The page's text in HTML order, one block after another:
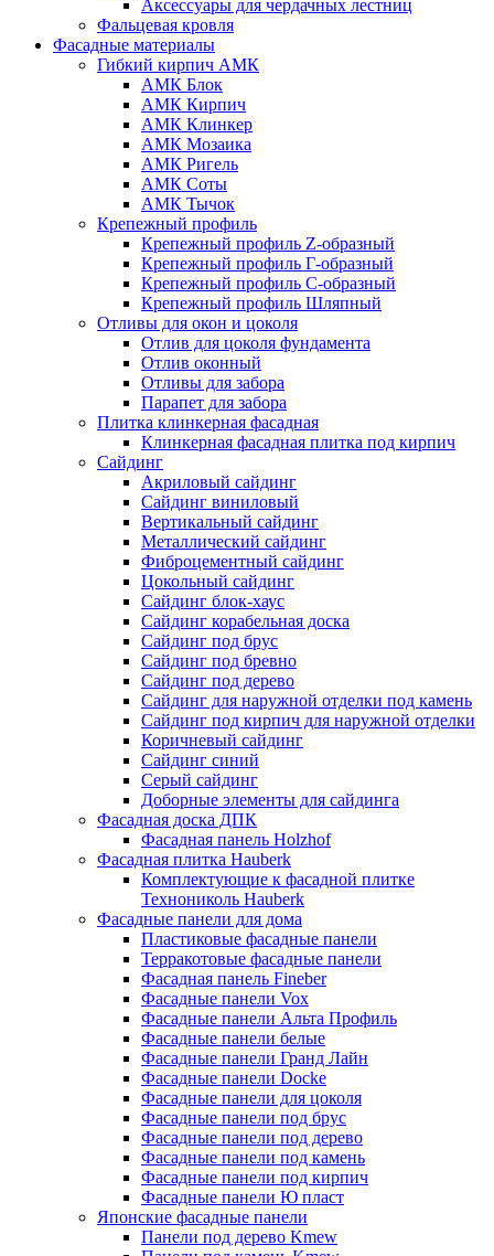
Аксессуары для чердачных лестниц
Фальцевая кровля
Фасадные материалы
Гибкий кирпич АМК
АМК Блок
АМК Кирпич
АМК Клинкер
АМК Мозаика
АМК Ригель
АМК Соты
АМК Тычок
Крепежный профиль
Крепежный профиль Z-образный
Крепежный профиль Г-образный
Крепежный профиль С-образный
Крепежный профиль Шляпный
Отливы для окон и цоколя
Отлив для цоколя фундамента
Отлив оконный
Отливы для забора
Парапет для забора
Плитка клинкерная фасадная
Клинкерная фасадная плитка под кирпич
Сайдинг
Акриловый сайдинг
Сайдинг виниловый
Вертикальный сайдинг
Металлический сайдинг
Фиброцементный сайдинг
Цокольный сайдинг
Сайдинг блок-хаус
Сайдинг корабельная доска
Сайдинг под брус
Сайдинг под бревно
Сайдинг под дерево
Сайдинг для наружной отделки под камень
Сайдинг под кирпич для наружной отделки
Коричневый сайдинг
Сайдинг синий
Серый сайдинг
Доборные элементы для сайдинга
Фасадная доска ДПК
Фасадная панель Holzhof
Фасадная плитка Hauberk
Комплектующие к фасадной плитке
Технониколь Hauberk
Фасадные панели для дома
Пластиковые фасадные панели
Терракотовые фасадные панели
Фасадная панель Fineber
Фасадные панели Vox
Фасадные панели Альта Профиль
Фасадные панели белые
Фасадные панели Гранд Лайн
Фасадные панели Docke
Фасадные панели для цоколя
Фасадные панели под брус
Фасадные панели под дерево
Фасадные панели под камень
Фасадные панели под кирпич
Фасадные панели Ю пласт
Японские фасадные панели
Панели под дерево Kmew